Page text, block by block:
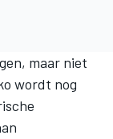
maar niet
wordt nog